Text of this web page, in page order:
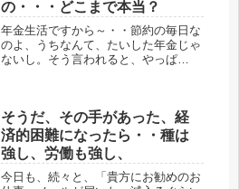
の・・・どこまで本当？
年金生活ですから～・・節約の毎日な
のよ、うちなんて、たいした年金じゃ
ないし。そう言われると、やっぱ
りに配属になったオバサン。なんだ
か、気に...
そうだ、その手があった、経
済的困難になったら・・種は
強し、労働も強し、
今日も、続々と、「貴方にお勧めのお